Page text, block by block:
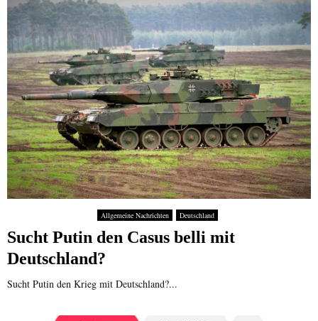
Allgemeine Nachrichten Deutschland
Sucht Putin den Casus belli mit
Deutschland?
Sucht Putin den Krieg mit Deutschland?...